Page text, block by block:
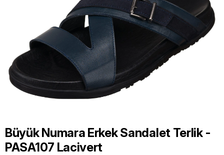
Büyük Numara Erkek Sandalet Terlik -
PASA107 Lacivert